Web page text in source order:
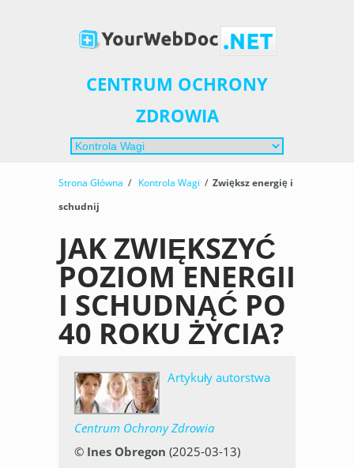
CENTRUM OCHRONY
ZDROWIA
Strona Główna / Kontrola Wagi / Zwiększ energię i
schudnij
JAK ZWIĘKSZYĆ
POZIOM ENERGII
I SCHUDNĄĆ PO
40 ROKU ŻYCIA?
Artykuły autorstwa
Centrum Ochrony Zdrowia
© Ines Obregon (2025-03-13)